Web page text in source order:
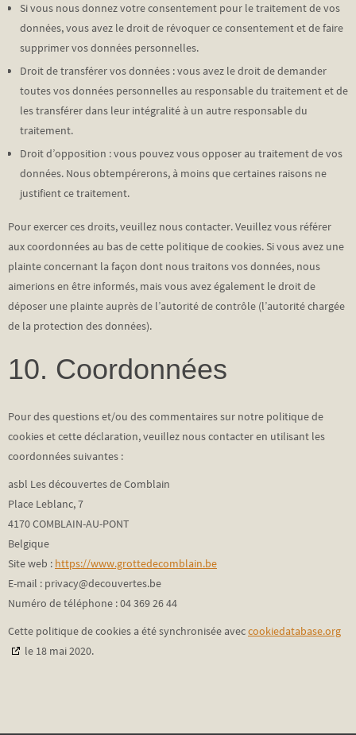
Si vous nous donnez votre consentement pour le traitement de vos
données, vous avez le droit de révoquer ce consentement et de faire
supprimer vos données personnelles.
Droit de transférer vos données : vous avez le droit de demander
toutes vos données personnelles au responsable du traitement et de
les transférer dans leur intégralité à un autre responsable du
traitement.
Droit d’opposition : vous pouvez vous opposer au traitement de vos
données. Nous obtempérerons, à moins que certaines raisons ne
justifient ce traitement.
Pour exercer ces droits, veuillez nous contacter. Veuillez vous référer
aux coordonnées au bas de cette politique de cookies. Si vous avez une
plainte concernant la façon dont nous traitons vos données, nous
aimerions en être informés, mais vous avez également le droit de
déposer une plainte auprès de l’autorité de contrôle (l’autorité chargée
de la protection des données).
10. Coordonnées
Pour des questions et/ou des commentaires sur notre politique de
cookies et cette déclaration, veuillez nous contacter en utilisant les
coordonnées suivantes :
asbl Les découvertes de Comblain
Place Leblanc, 7
4170 COMBLAIN-AU-PONT
Belgique
Site web : https://www.grottedecomblain.be
E-mail : privacy@decouvertes.be
Numéro de téléphone : 04 369 26 44
Cette politique de cookies a été synchronisée aveccookiedatabase.org
le 18 mai 2020.